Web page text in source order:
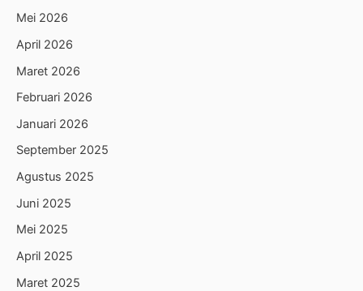
Mei 2026
April 2026
Maret 2026
Februari 2026
Januari 2026
September 2025
Agustus 2025
Juni 2025
Mei 2025
April 2025
Maret 2025